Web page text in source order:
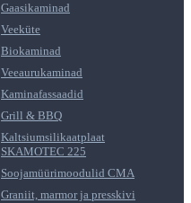
Gaasikaminad
Veeküte
Biokaminad
Veeaurukaminad
Kaminafassaadid
Grill & BBQ
Kaltsiumsilikaatplaat
SKAMOTEC 225
Soojamüürimoodulid CMA
Graniit, marmor ja presskivi